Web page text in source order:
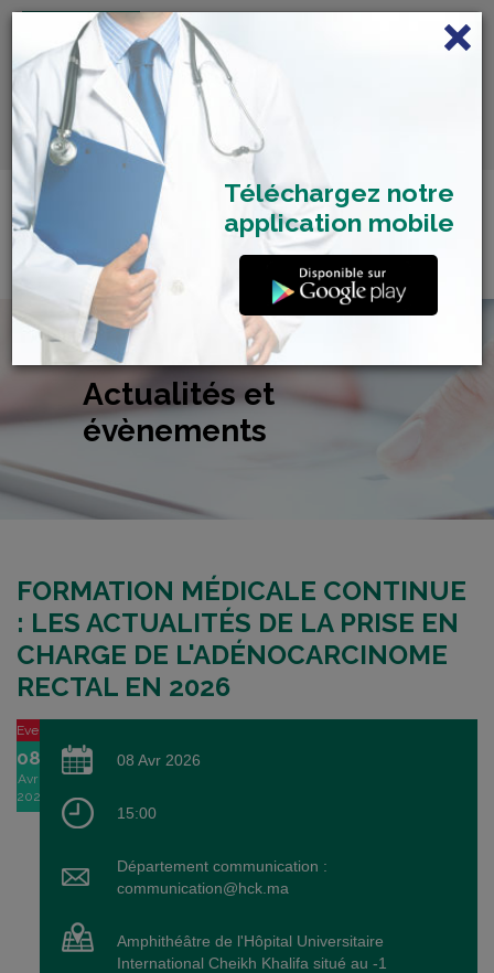
FRANÇAIS
Centre de Check-up Bilan
Santé
Actualités et
évènements
FORMATION MÉDICALE CONTINUE
: LES ACTUALITÉS DE LA PRISE EN
CHARGE DE L'ADÉNOCARCINOME
RECTAL EN 2026
Event
08
Avr
2026
08 Avr 2026
15:00
Département communication :
communication@hck.ma
Amphithéâtre de l'Hôpital Universitaire
International Cheikh Khalifa situé au -1
Téléchargez notre
application mobile